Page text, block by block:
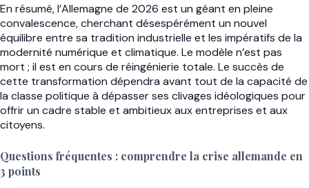
En résumé, l’Allemagne de 2026 est un géant en pleine
convalescence, cherchant désespérément un nouvel
équilibre entre sa tradition industrielle et les impératifs de la
modernité numérique et climatique. Le modèle n’est pas
mort ; il est en cours de réingénierie totale. Le succès de
cette transformation dépendra avant tout de la capacité de
la classe politique à dépasser ses clivages idéologiques pour
offrir un cadre stable et ambitieux aux entreprises et aux
citoyens.
Questions fréquentes : comprendre la crise allemande en
3 points